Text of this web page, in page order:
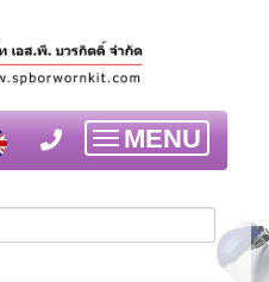
Toggle
navigation
MENU